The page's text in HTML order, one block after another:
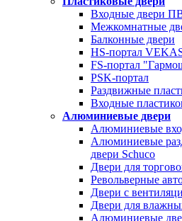
Входные двери
Межкомнатные
Балконные двери
HS-портал
FS-портал
PSK-портал
Раздвижные
Входные
Алюминиевые двери
Алюминиевые
Алюминиевые
двери Schuco
Двери для
Револьверные
Двери с
Двери для
Алюминиевые